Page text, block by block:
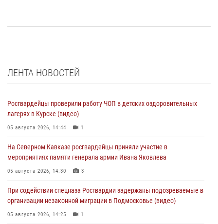
ЛЕНТА НОВОСТЕЙ
Росгвардейцы проверили работу ЧОП в детских оздоровительных
лагерях в Курске (видео)
05 августа 2026, 14:44 1
На Северном Кавказе росгвардейцы приняли участие в
мероприятиях памяти генерала армии Ивана Яковлева
05 августа 2026, 14:30 3
При содействии спецназа Росгвардии задержаны подозреваемые в
организации незаконной миграции в Подмосковье (видео)
05 августа 2026, 14:25 1